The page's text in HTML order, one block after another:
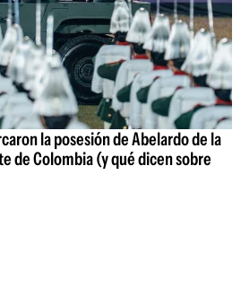
la posesión de Abelardo de la
de Colombia (y qué dicen sobre